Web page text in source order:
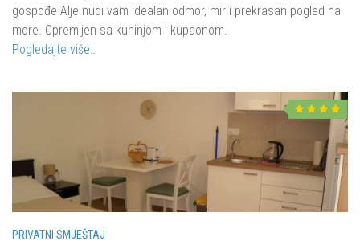
gospođe Alje nudi vam idealan odmor, mir i prekrasan pogled na
more. Opremljen sa kuhinjom i kupaonom.
Pogledajte više…
PRIVATNI SMJEŠTAJ